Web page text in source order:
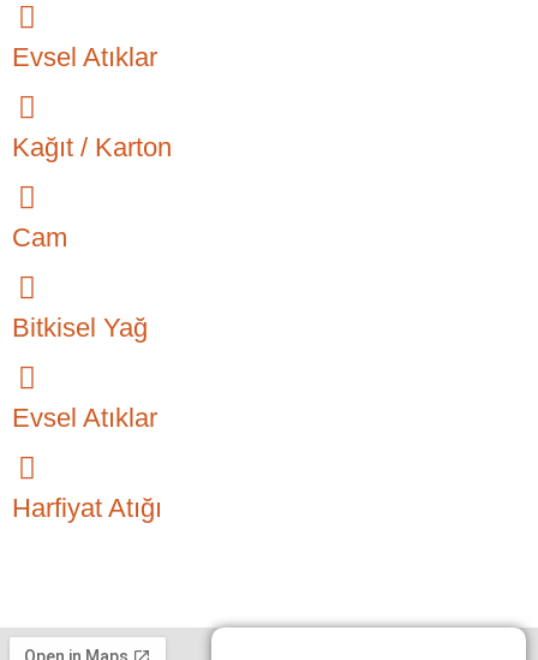
Evsel Atıklar
Kağıt / Karton
Cam
Bitkisel Yağ
Evsel Atıklar
Harfiyat Atığı